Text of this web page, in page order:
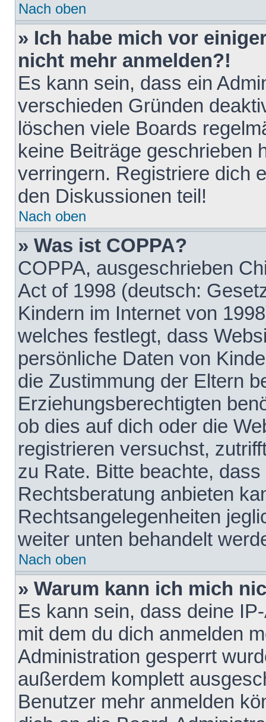
Nach oben
» Ich habe mich vor
nicht mehr anmelden?!
Es kann sein, dass ein
verschieden Gründen
löschen viele Boards
keine Beiträge geschrieben
verringern. Registriere dich
den Diskussionen teil!
Nach oben
» Was ist COPPA?
COPPA, ausgeschrieben
Act of 1998 (deutsch:
Kindern im Internet von
welches festlegt, dass
persönliche Daten von
die Zustimmung der Eltern
Erziehungsberechtigten
ob dies auf dich oder die
registrieren versuchst,
zu Rate. Bitte beachte,
Rechtsberatung anbieten
Rechtsangelegenheiten
weiter unten behandelt
Nach oben
» Warum kann ich mich
Es kann sein, dass deine
mit dem du dich anmelden
Administration gesperrt
außerdem komplett
Benutzer mehr anmelden